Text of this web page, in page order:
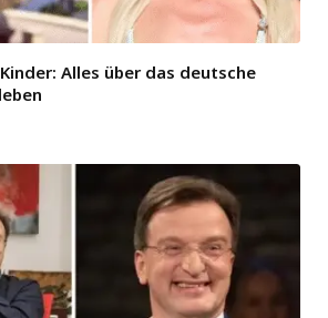
Alles über das deutsche